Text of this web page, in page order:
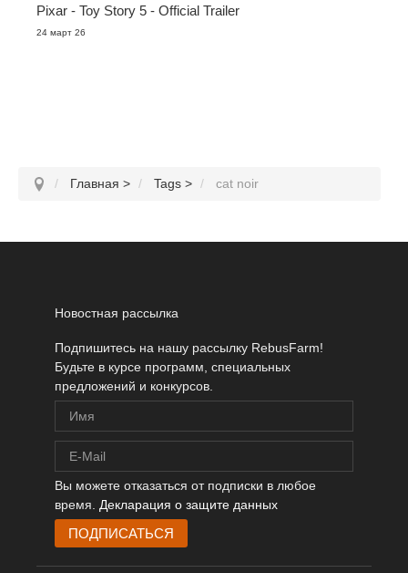
Pixar - Toy Story 5 - Official Trailer
24 март 26
Главная > Tags > cat noir
Новостная рассылка
Подпишитесь на нашу рассылку RebusFarm!
Будьте в курсе программ, специальных
предложений и конкурсов.
Вы можете отказаться от подписки в любое
время. Декларация о защите данных